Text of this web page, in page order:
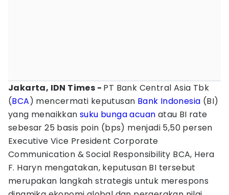
Jakarta, IDN Times - PT Bank Central Asia Tbk
(BCA) mencermati keputusan Bank Indonesia (BI)
yang menaikkan suku bunga acuan atau BI rate
sebesar 25 basis poin (bps) menjadi 5,50 persen
Executive Vice President Corporate
Communication & Social Responsibility BCA, Hera
F. Haryn mengatakan, keputusan BI tersebut
merupakan langkah strategis untuk merespons